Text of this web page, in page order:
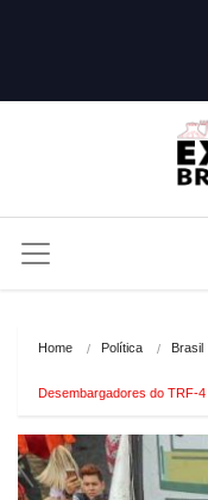
Home Política Brasil
Desembargadores do TRF-